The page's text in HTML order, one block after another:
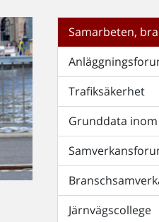
Samarbeten,
Trafiksäkerhet
Grunddata
Järnvägscollege